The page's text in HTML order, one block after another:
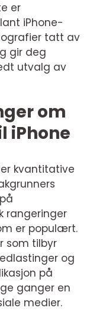
er
iPhone-
tatt av
gir deg
utvalg av
om
iPhone
kvantitative
rangeringer
er populært.
som tilbyr
og
på
ganger en
medier.